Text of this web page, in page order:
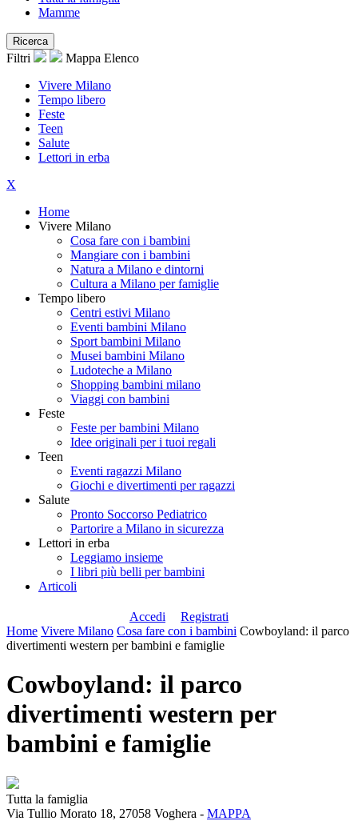
Mamme
Ricerca
Filtri Mappa Elenco
Vivere Milano
Tempo libero
Feste
Teen
Salute
Lettori in erba
X
Home
Vivere Milano
Cosa fare con i bambini
Mangiare con i bambini
Natura a Milano e dintorni
Cultura a Milano per famiglie
Tempo libero
Centri estivi Milano
Eventi bambini Milano
Sport bambini Milano
Musei bambini Milano
Ludoteche a Milano
Shopping bambini milano
Viaggi con bambini
Feste
Feste per bambini Milano
Idee originali per i tuoi regali
Teen
Eventi ragazzi Milano
Giochi e divertimenti per ragazzi
Salute
Pronto Soccorso Pediatrico
Partorire a Milano in sicurezza
Lettori in erba
Leggiamo insieme
I libri più belli per bambini
Articoli
Accedi
Registrati
Home Vivere Milano Cosa fare con i bambini Cowboyland: il parco
divertimenti western per bambini e famiglie
Cowboyland: il parco
divertimenti western per
bambini e famiglie
Tutta la famiglia
Via Tullio Morato 18, 27058 Voghera - MAPPA